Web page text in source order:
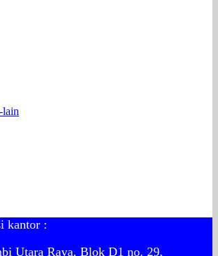
lain
kantor :
Utara Raya, Blok D1 no. 29,